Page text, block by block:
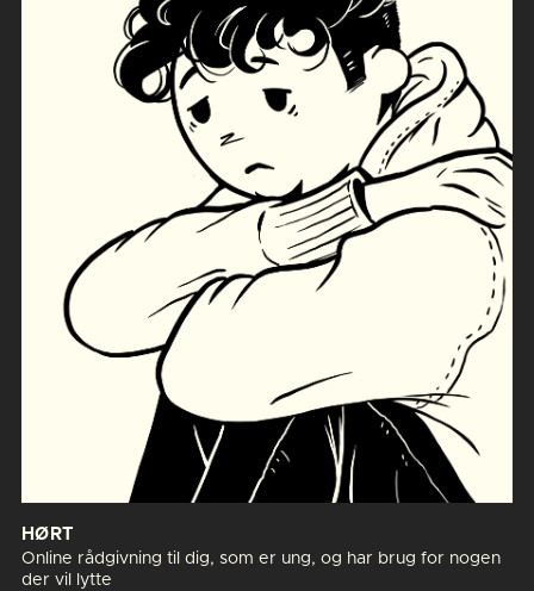
HØRT
Online rådgivning til dig, som er ung, og har brug for nogen
der vil lytte